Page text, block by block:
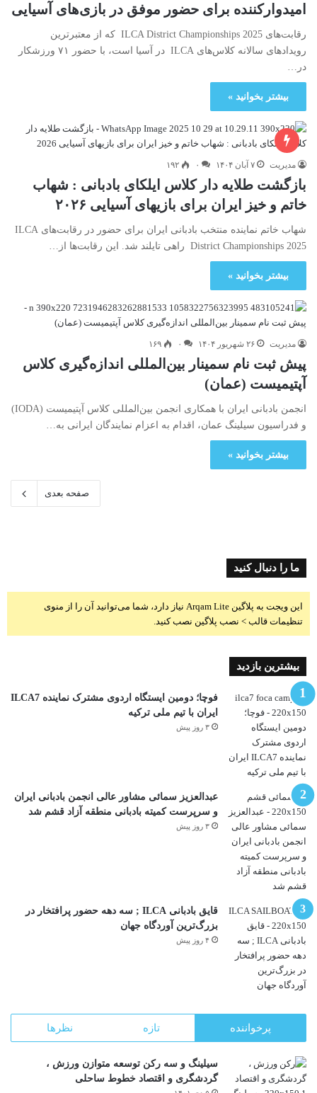
امیدوارکننده برای حضور موفق در بازی‌های آسیایی
رقابت‌های ILCA District Championships 2025 که از معتبرترین
رویدادهای سالانه کلاس‌های ILCA در آسیا است، با حضور ۷۱ ورزشکار
در…
بیشتر بخوانید »
مدیریت ۷ آبان ۱۴۰۴ ۰ ۱۹۲
بازگشت طلایه دار کلاس ایلکای بادبانی : شهاب
خاتم و خیز ایران برای بازیهای آسیایی ۲۰۲۶
شهاب خاتم نماینده منتخب بادبانی ایران برای حضور در رقابت‌های ILCA
District Championships 2025 راهی تایلند شد. این رقابت‌ها از…
بیشتر بخوانید »
مدیریت ۲۶ شهریور ۱۴۰۴ ۰ ۱۶۹
پیش ثبت نام سمینار بین‌المللی اندازه‌گیری کلاس
آپتیمیست (عمان)
انجمن بادبانی ایران با همکاری انجمن بین‌المللی کلاس آپتیمیست (IODA)
و فدراسیون سیلینگ عمان، اقدام به اعزام نمایندگان ایرانی به…
بیشتر بخوانید »
صفحه بعدی
ما را دنبال کنید
این ویجت به پلاگین Arqam Lite نیاز دارد، شما می‌توانید آن را از منوی
تنظیمات قالب > نصب پلاگین نصب کنید.
بیشترین بازدید
فوچا؛ دومین ایستگاه اردوی مشترک نماینده ILCA7
ایران با تیم ملی ترکیه
۳ روز پیش
عبدالعزیز سمائی مشاور عالی انجمن بادبانی ایران
و سرپرست کمیته بادبانی منطقه آزاد قشم شد
۳ روز پیش
قایق بادبانی ILCA ; سه دهه حضور پرافتخار در
بزرگ‌ترین آوردگاه جهان
۴ روز پیش
پرخواننده تازه نظرها
سیلینگ و سه رکن توسعه متوازن ورزش ،
گردشگری و اقتصاد خطوط ساحلی